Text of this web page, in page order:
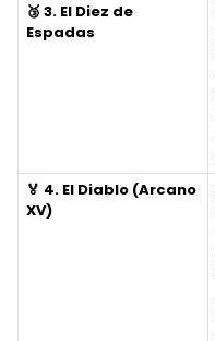
🥉 3. El Diez de
Espadas
🏅 4. El Diablo (Arcano
XV)